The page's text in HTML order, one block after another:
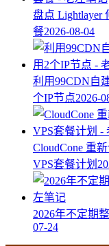
盘点 Lightlayer
餐2026-08-04
利用99CDN自
个IP节点2026-
CloudCone 重
VPS套餐计划
2026年不定期
07-24